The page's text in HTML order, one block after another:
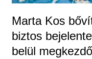
Marta Kos
biztos
belül